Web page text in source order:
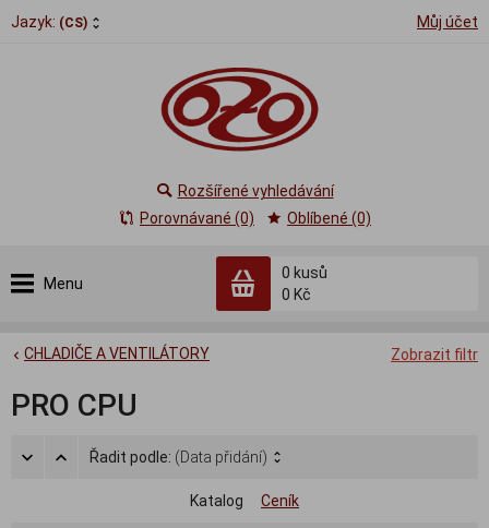
Jazyk: (CS) Můj účet
Menu
0 kusů
0 Kč
Rozšířené vyhledávání
Porovnávané (0)
Oblíbené (0)
Zobrazit filtr
CHLADIČE A VENTILÁTORY
PRO CPU
Řadit podle: (Data přidání)
Katalog Ceník